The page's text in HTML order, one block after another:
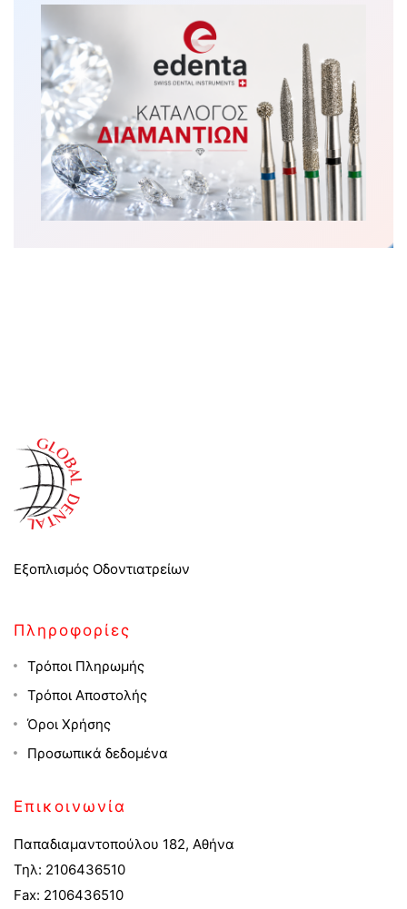
Εξοπλισμός Οδοντιατρείων
Πληροφορίες
Τρόποι Πληρωμής
Τρόποι Αποστολής
Όροι Χρήσης
Προσωπικά δεδομένα
Επικοινωνία
Παπαδιαμαντοπούλου 182, Αθήνα
Τηλ: 2106436510
Fax: 2106436510